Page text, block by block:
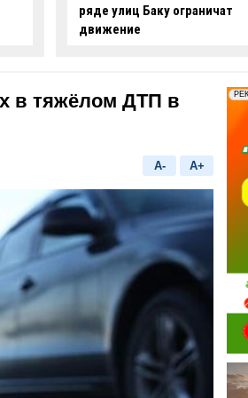
опасные действия за рулем
-ВИДЕО
в тяжёлом ДТП в
A- A+